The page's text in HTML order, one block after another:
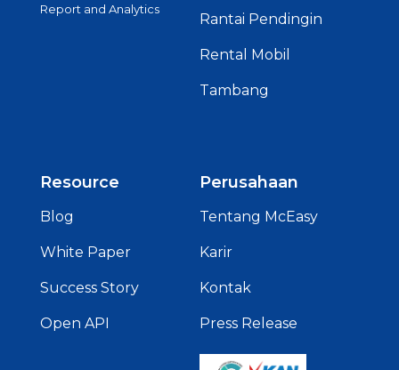
Report and Analytics
Rantai Pendingin
Rental Mobil
Tambang
Resource
Blog
White Paper
Success Story
Open API
Perusahaan
Tentang McEasy
Karir
Kontak
Press Release